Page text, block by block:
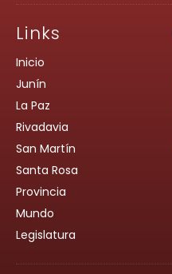
Links
Inicio
Junín
La Paz
Rivadavia
San Martín
Santa Rosa
Provincia
Mundo
Legislatura